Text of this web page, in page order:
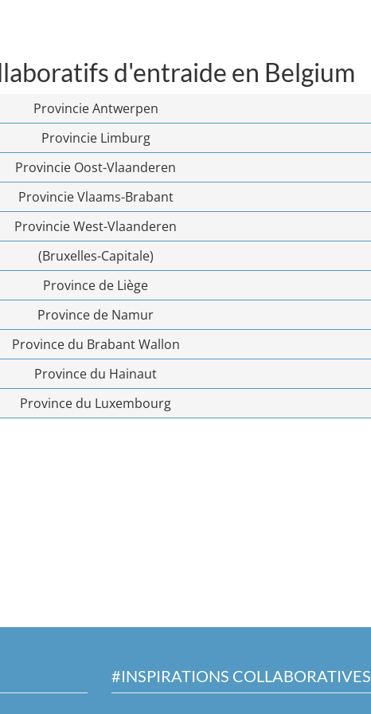
d'entraide en Belgium
Provincie Antwerpen
Provincie Limburg
Provincie Oost-Vlaanderen
Provincie Vlaams-Brabant
Provincie West-Vlaanderen
(Bruxelles-Capitale)
Province de Liège
Province de Namur
Province du Brabant Wallon
Province du Hainaut
Province du Luxembourg
#INSPIRATIONS COLLABORATIVES